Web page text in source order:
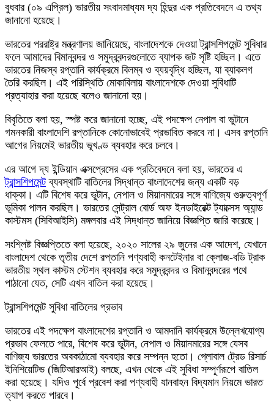
বুধবার (০৯ এপ্রিল) ভারতীয় সংবাদমাধ্যম দ্য হিন্দুর এক প্রতিবেদনে এ তথ্য
জানানো হয়েছে।
ভারতের পররাষ্ট্র মন্ত্রণালয় জানিয়েছে, বাংলাদেশকে দেওয়া ট্রান্সশিপমেন্ট সুবিধার
ফলে আমাদের বিমানবন্দর ও সমুদ্রবন্দরগুলোতে ব্যাপক জট সৃষ্টি হচ্ছিল। এতে
ভারতের নিজস্ব রপ্তানি কার্যক্রমে বিলম্ব ও ব্যয়বৃদ্ধি হচ্ছিল, যা ব্যাকলগ
তৈরি করছিল। এই পরিস্থিতি মোকাবিলায় বাংলাদেশকে দেওয়া সুবিধাটি
প্রত্যাহার করা হয়েছে বলেও জানানো হয়।
বিবৃতিতে বলা হয়, স্পষ্ট করে জানানো হচ্ছে, এই পদক্ষেপ নেপাল বা ভুটানে
গমনকারী বাংলাদেশি রপ্তানিকে কোনোভাবেই প্রভাবিত করবে না। এসব রপ্তানি
আগের নিয়মেই ভারতীয় ভূখণ্ড ব্যবহার করে চলবে।
এর আগে দ্য ইন্ডিয়ান এক্সপ্রেসের এক প্রতিবেদনে বলা হয়, ভারতের এ
ট্রান্সশিপমেন্টব্যবস্থাটি বাতিলের সিদ্ধান্ত বাংলাদেশের জন্য একটি বড়
ধাক্কা। এটি বিশেষ করে ভুটান, নেপাল ও মিয়ানমারের সঙ্গে বাণিজ্যে গুরুত্বপূর্ণ
ভূমিকা পালন করছিল। ভারতের সেন্ট্রাল বোর্ড অফ ইনডাইরেক্ট ট্যাক্সেস অ্যান্ড
কাস্টমস (সিবিআইসি) মঙ্গলবার এই সিদ্ধান্ত জানিয়ে বিজ্ঞপ্তি জারি করেছে।
সংশ্লিষ্ট বিজ্ঞপ্তিতে বলা হয়েছে, ২০২০ সালের ২৯ জুনের এক আদেশ, যেখানে
বাংলাদেশ থেকে তৃতীয় দেশে রপ্তানি পণ্যবাহী কনটেইনার বা ক্লোজ-বডি ট্রাক
ভারতীয় স্থল কাস্টম স্টেশন ব্যবহার করে সমুদ্রবন্দর ও বিমানবন্দরের পথে
পাঠানো যেত, সেটি এখন বাতিল করা হয়েছে।
ট্রান্সশিপমেন্ট সুবিধা বাতিলের প্রভাব
ভারতের এই পদক্ষেপ বাংলাদেশের রপ্তানি ও আমদানি কার্যক্রমে উল্লেখযোগ্য
প্রভাব ফেলতে পারে, বিশেষ করে ভুটান, নেপাল ও মিয়ানমারের সঙ্গে যেসব
বাণিজ্য ভারতের অবকাঠামো ব্যবহার করে সম্পন্ন হতো। গ্লোবাল ট্রেড রিসার্চ
ইনিশিয়েটিভ (জিটিআরআই) বলছে, এখন থেকে এই সুবিধা সম্পূর্ণরূপে বাতিল
করা হয়েছে। যদিও পূর্বে প্রবেশ করা পণ্যবাহী যানবাহন বিদ্যমান নিয়মে ভারত
ত্যাগ করতে পারবে।